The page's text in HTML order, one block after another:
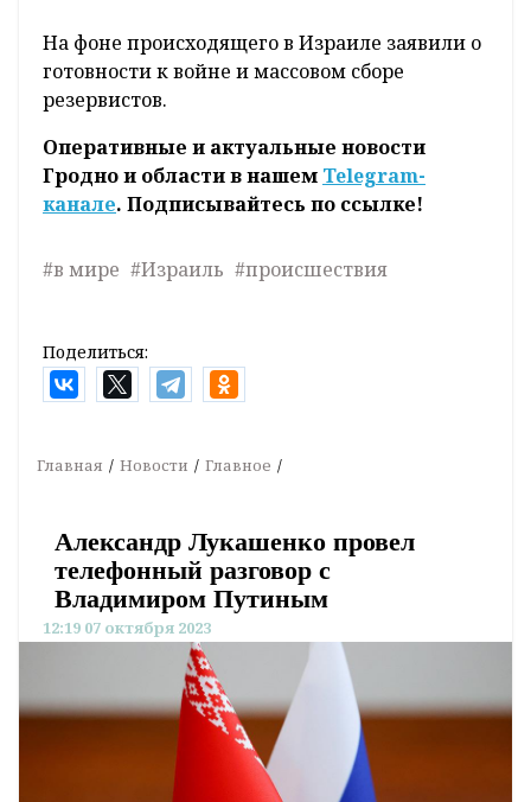
На фоне происходящего в Израиле заявили о
готовности к войне и массовом сборе
резервистов.
Оперативные и актуальные новости
Гродно и области в нашем Telegram-
канале. Подписывайтесь по ссылке!
#в мире #Израиль #происшествия
Поделиться:
Главная Новости Главное
Александр Лукашенко провел
телефонный разговор с
Владимиром Путиным
12:19 07 октября 2023